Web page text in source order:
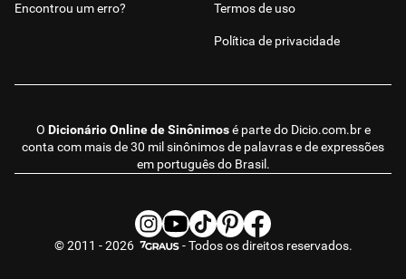
O Dicionário Online de Sinônimosé parte do Dicio.com.bre
conta com mais de 30 mil sinônimos de palavras e de expressões
em português do Brasil.
Encontrou um erro? Termos de uso
Política de privacidade
© 2011 - 2026 - Todos os direitos reservados.